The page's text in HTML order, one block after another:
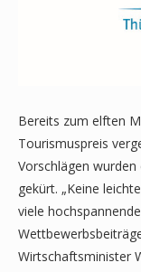
Bereits zum elften
Tourismuspreis
Vorschlägen
gekürt. „Keine
viele
Wirtschaftsminister